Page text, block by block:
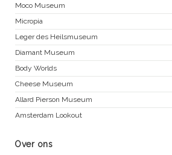
Moco Museum
Micropia
Leger des Heilsmuseum
Diamant Museum
Body Worlds
Cheese Museum
Allard Pierson Museum
Amsterdam Lookout
Over ons